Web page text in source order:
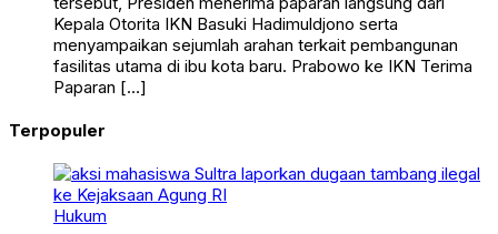
Kepala Otorita IKN Basuki Hadimuldjono serta
menyampaikan sejumlah arahan terkait pembangunan
fasilitas utama di ibu kota baru. Prabowo ke IKN Terima
Paparan […]
Terpopuler
Hukum